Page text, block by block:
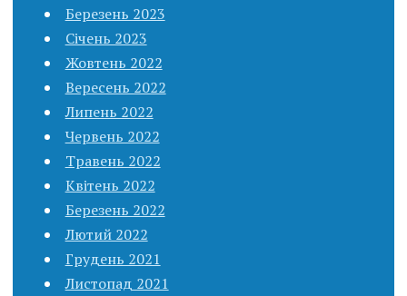
Березень 2023
Січень 2023
Жовтень 2022
Вересень 2022
Липень 2022
Червень 2022
Травень 2022
Квітень 2022
Березень 2022
Лютий 2022
Грудень 2021
Листопад 2021